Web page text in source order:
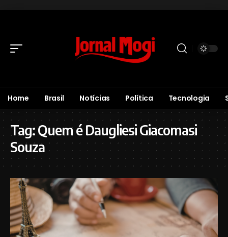
Home Brasil Notícias Política Tecnologia
Tag:Quem é Daugliesi Giacomasi
Souza